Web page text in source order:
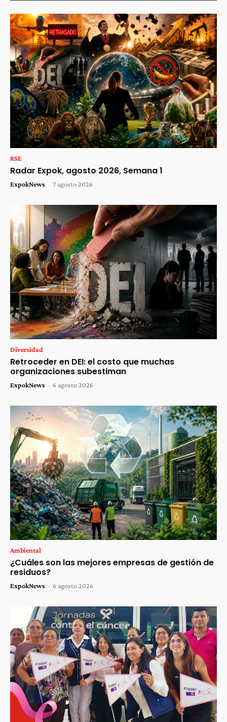
RSE
Radar Expok, agosto 2026, Semana 1
ExpokNews - 7 agosto 2026
Diversidad
Retroceder en DEI: el costo que muchas
organizaciones subestiman
ExpokNews - 6 agosto 2026
Ambiental
¿Cuáles son las mejores empresas de gestión de
residuos?
ExpokNews - 6 agosto 2026